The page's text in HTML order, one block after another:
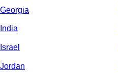
Georgia
India
Israel
Jordan